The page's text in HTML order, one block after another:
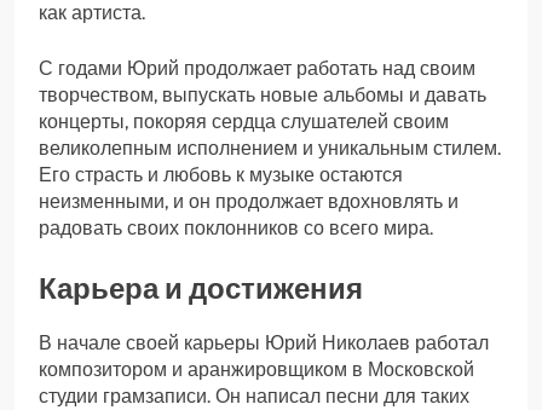
как артиста.
С годами Юрий продолжает работать над своим
творчеством, выпускать новые альбомы и давать
концерты, покоряя сердца слушателей своим
великолепным исполнением и уникальным стилем.
Его страсть и любовь к музыке остаются
неизменными, и он продолжает вдохновлять и
радовать своих поклонников со всего мира.
Карьера и достижения
В начале своей карьеры Юрий Николаев работал
композитором и аранжировщиком в Московской
студии грамзаписи. Он написал песни для таких